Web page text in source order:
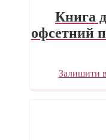
Книга
офсетний
Залишити